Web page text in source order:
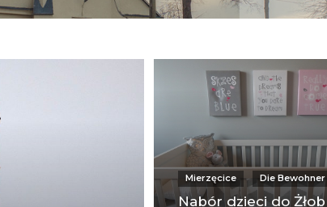
Mierzęcice Die Bewohner
Nabór dzieci do